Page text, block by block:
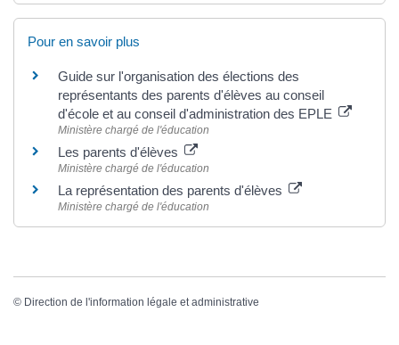
Pour en savoir plus
Guide sur l'organisation des élections des
représentants des parents d'élèves au conseil
d'école et au conseil d'administration des EPLE
Ministère chargé de l'éducation
Les parents d'élèves
Ministère chargé de l'éducation
La représentation des parents d'élèves
Ministère chargé de l'éducation
© Direction de l'information légale et administrative